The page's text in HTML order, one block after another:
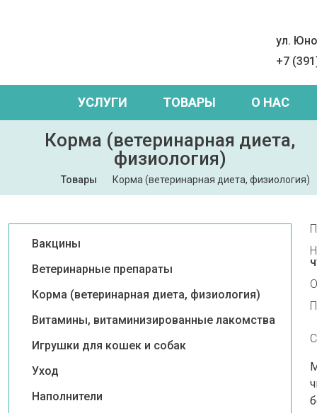
ул.
+7
УСЛУГИ ТОВАРЫ О НАС
Корма (ветеринарная диета,
физиология)
Товары Корма (ветеринарная диета, физиология)
Вакцины
Ветеринарные препараты
Корма (ветеринарная диета, физиология)
Витамины, витаминизированные лакомства
Игрушки для кошек и собак
Уход
Наполнители